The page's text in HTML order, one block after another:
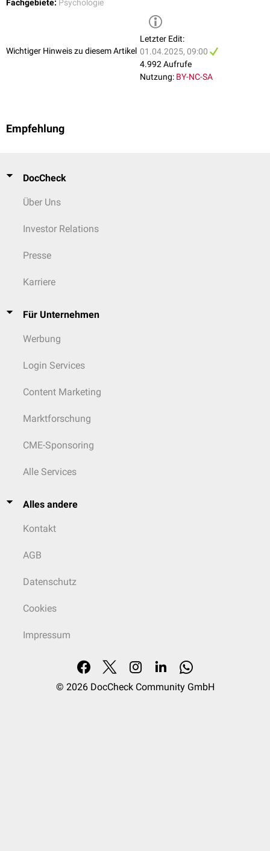
Fachgebiete: Psychologie
Wichtiger Hinweis zu diesem Artikel
Letzter Edit:
01.04.2025, 09:00
4.992 Aufrufe
Nutzung: BY-NC-SA
Empfehlung
DocCheck
Über Uns
Investor Relations
Presse
Karriere
Für Unternehmen
Werbung
Login Services
Content Marketing
Marktforschung
CME-Sponsoring
Alle Services
Alles andere
Kontakt
AGB
Datenschutz
Cookies
Impressum
© 2026 DocCheck Community GmbH